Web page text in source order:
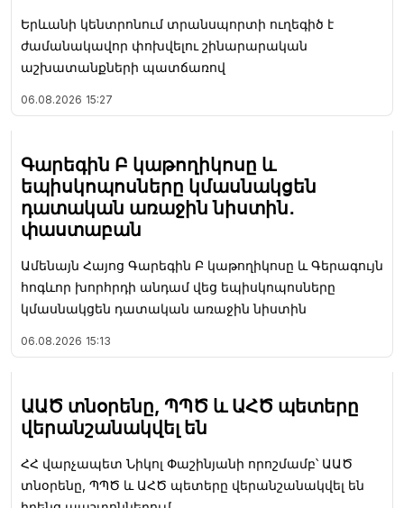
Երևանի կենտրոնում տրանսպորտի ուղեգիծ է
ժամանակավոր փոխվելու շինարարական
աշխատանքների պատճառով
06.08.2026 15:27
Գարեգին Բ կաթողիկոսը և
եպիսկոպոսները կմասնակցեն
դատական առաջին նիստին․
փաստաբան
Ամենայն Հայոց Գարեգին Բ կաթողիկոսը և Գերագույն
հոգևոր խորհրդի անդամ վեց եպիսկոպոսները
կմասնակցեն դատական առաջին նիստին
06.08.2026 15:13
ԱԱԾ տնօրենը, ՊՊԾ և ԱՀԾ պետերը
վերանշանակվել են
ՀՀ վարչապետ Նիկոլ Փաշինյանի որոշմամբ՝ ԱԱԾ
տնօրենը, ՊՊԾ և ԱՀԾ պետերը վերանշանակվել են